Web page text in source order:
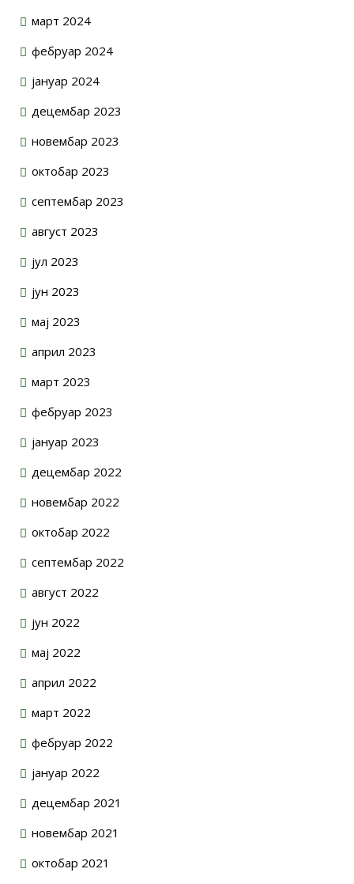
март 2024
фебруар 2024
јануар 2024
децембар 2023
новембар 2023
октобар 2023
септембар 2023
август 2023
јул 2023
јун 2023
мај 2023
април 2023
март 2023
фебруар 2023
јануар 2023
децембар 2022
новембар 2022
октобар 2022
септембар 2022
август 2022
јун 2022
мај 2022
април 2022
март 2022
фебруар 2022
јануар 2022
децембар 2021
новембар 2021
октобар 2021